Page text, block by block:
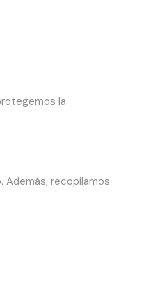
la
Además, recopilamos